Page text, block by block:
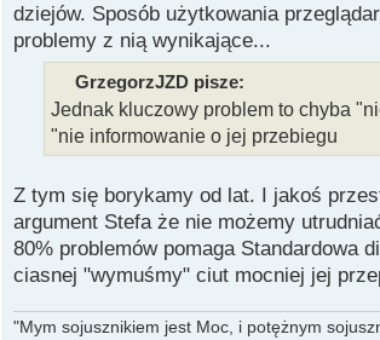
dziejów. Sposób użytkowania
problemy z nią wynikające...
GrzegorzJZD pisze:
Jednak kluczowy problem to chyba
"nie informowanie o jej przebiegu
Z tym się borykamy od lat. I jakoś
argument Stefa że nie możemy
80% problemów pomaga Standardowa
ciasnej "wymuśmy" ciut mocniej jej
"Mym sojusznikiem jest Moc, i potężnym